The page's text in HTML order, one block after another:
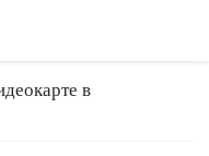
в